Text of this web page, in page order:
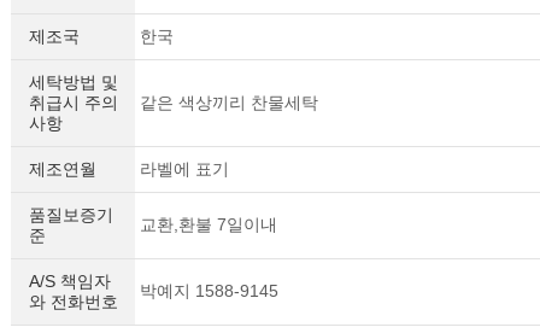
제조국 한국
세탁방법 및
취급시 주의
사항
같은 색상끼리 찬물세탁
제조연월 라벨에 표기
품질보증기
준
교환,환불 7일이내
A/S 책임자
와 전화번호
박예지 1588-9145